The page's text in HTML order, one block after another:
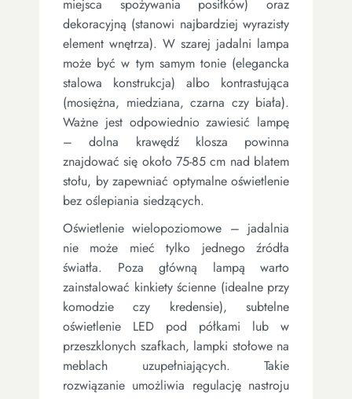
miejsca spożywania posiłków) oraz
dekoracyjną (stanowi najbardziej wyrazisty
element wnętrza). W szarej jadalni lampa
może być w tym samym tonie (elegancka
stalowa konstrukcja) albo kontrastująca
(mosiężna, miedziana, czarna czy biała).
Ważne jest odpowiednio zawiesić lampę
– dolna krawędź klosza powinna
znajdować się około 75-85 cm nad blatem
stołu, by zapewniać optymalne oświetlenie
bez oślepiania siedzących.
Oświetlenie wielopoziomowe – jadalnia
nie może mieć tylko jednego źródła
światła. Poza główną lampą warto
zainstalować kinkiety ścienne (idealne przy
komodzie czy kredensie), subtelne
oświetlenie LED pod półkami lub w
przeszklonych szafkach, lampki stołowe na
meblach uzupełniających. Takie
rozwiązanie umożliwia regulację nastroju